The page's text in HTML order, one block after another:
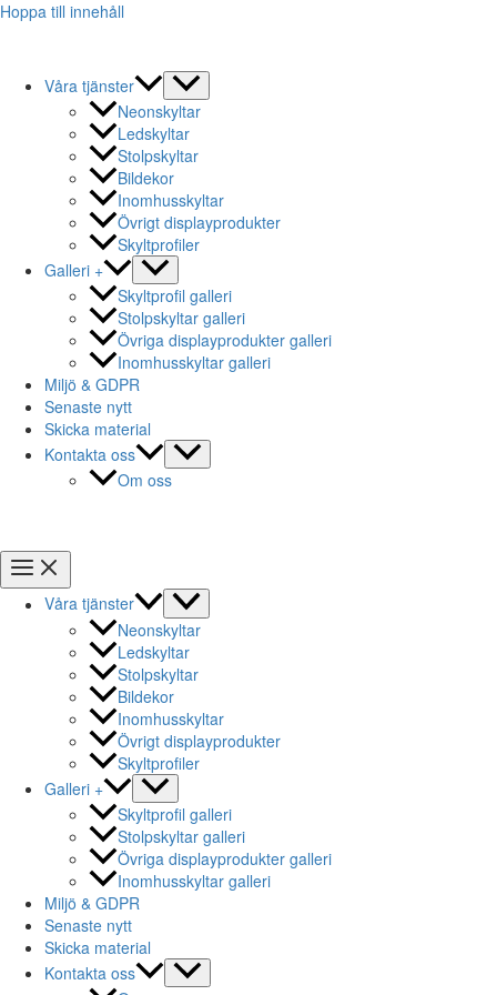
Hoppa till innehåll
Våra tjänster
Neonskyltar
Ledskyltar
Stolpskyltar
Bildekor
Inomhusskyltar
Övrigt displayprodukter
Skyltprofiler
Galleri +
Skyltprofil galleri
Stolpskyltar galleri
Övriga displayprodukter galleri
Inomhusskyltar galleri
Miljö & GDPR
Senaste nytt
Skicka material
Kontakta oss
Om oss
Våra tjänster
Neonskyltar
Ledskyltar
Stolpskyltar
Bildekor
Inomhusskyltar
Övrigt displayprodukter
Skyltprofiler
Galleri +
Skyltprofil galleri
Stolpskyltar galleri
Övriga displayprodukter galleri
Inomhusskyltar galleri
Miljö & GDPR
Senaste nytt
Skicka material
Kontakta oss